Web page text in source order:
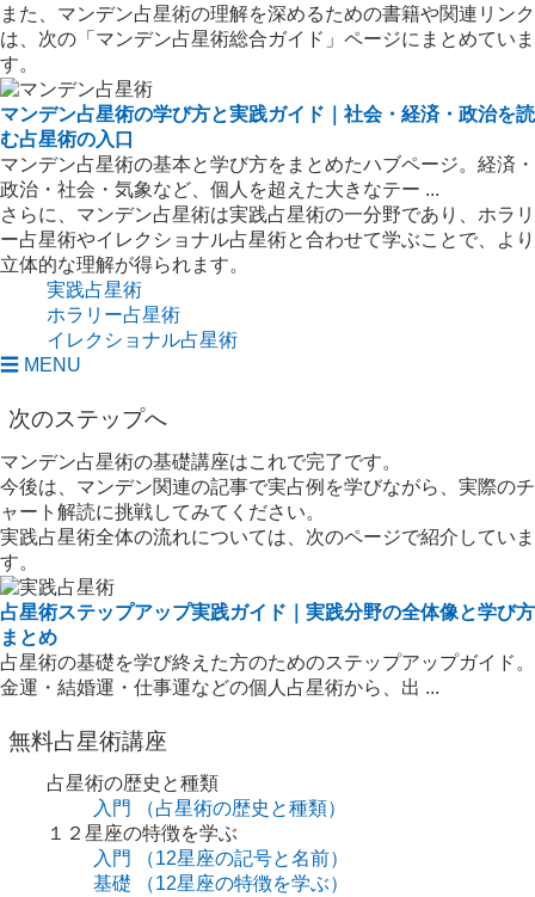
また、マンデン占星術の理解を深めるための書籍や関連リンク
は、次の「マンデン占星術総合ガイド」ページにまとめていま
す。
マンデン占星術の学び方と実践ガイド｜社会・経済・政治を読
む占星術の入口
マンデン占星術の基本と学び方をまとめたハブページ。経済・
政治・社会・気象など、個人を超えた大きなテー ...
さらに、マンデン占星術は実践占星術の一分野であり、ホラリ
ー占星術やイレクショナル占星術と合わせて学ぶことで、より
立体的な理解が得られます。
実践占星術
ホラリー占星術
イレクショナル占星術
☰ MENU
次のステップへ
マンデン占星術の基礎講座はこれで完了です。
今後は、マンデン関連の記事で実占例を学びながら、実際のチ
ャート解読に挑戦してみてください。
実践占星術全体の流れについては、次のページで紹介していま
す。
占星術ステップアップ実践ガイド｜実践分野の全体像と学び方
まとめ
占星術の基礎を学び終えた方のためのステップアップガイド。
金運・結婚運・仕事運などの個人占星術から、出 ...
無料占星術講座
占星術の歴史と種類
入門
（占星術の歴史と種類）
１２星座の特徴を学ぶ
入門
（12星座の記号と名前）
基礎
（12星座の特徴を学ぶ）